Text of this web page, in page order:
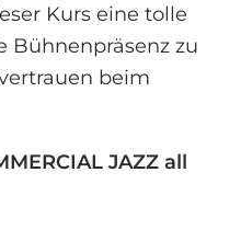
Kurs eine tolle
Bühnenpräsenz zu
beim
JAZZ all